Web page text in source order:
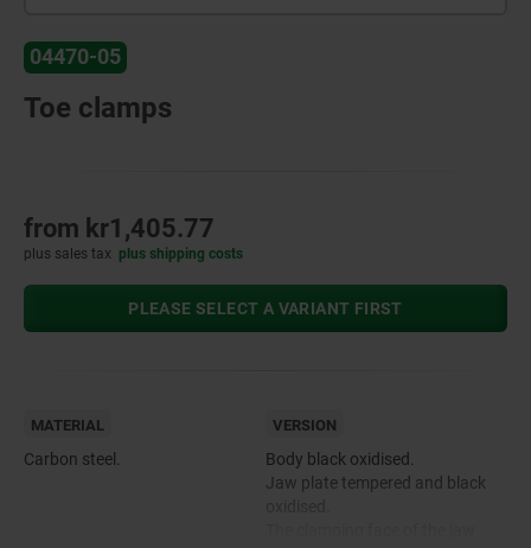
04470-05
Toe clamps
from kr1,405.77
plus sales tax plus shipping costs
PLEASE SELECT A VARIANT FIRST
MATERIAL
Carbon steel.
VERSION
Body black oxidised.
Jaw plate tempered and black